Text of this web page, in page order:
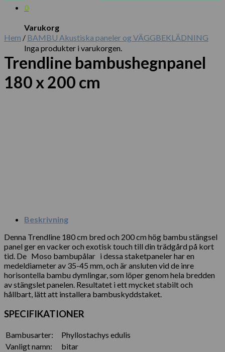
0
Varukorg
Inga produkter i varukorgen.
Hem / BAMBU Akustiska paneler og VÄGGBEKLÄDNING
Trendline bambushegnpanel
180 x 200 cm
Beskrivning
Denna Trendline 180 cm bred och 200 cm hög bambu stängsel
panel ger en vacker och exotisk touch till din trädgård på kort
tid. De Moso bambupålar i dessa staketpaneler har en
medeldiameter av 35-45 mm, och är ansluten vid de inre
horisontella bambu dymlingar, som löper genom hela bredden
av stängslet panelen. Resultatet i ett mycket stabilt och
hållbart, lätt att installera bambuskyddstaket.
SPECIFIKATIONER
Bambusarter:
Phyllostachys edulis
Vanligt namn:
bitar